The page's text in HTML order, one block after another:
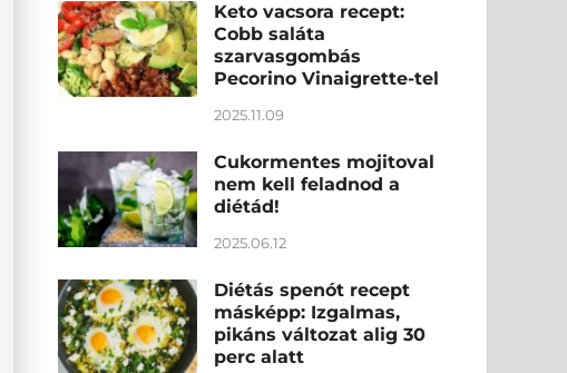
Keto vacsora recept:
Cobb saláta
szarvasgombás
Pecorino Vinaigrette-tel
2025.11.09
Cukormentes mojitoval
nem kell feladnod a
diétád!
2025.06.12
Diétás spenót recept
másképp: Izgalmas,
pikáns változat alig 30
perc alatt